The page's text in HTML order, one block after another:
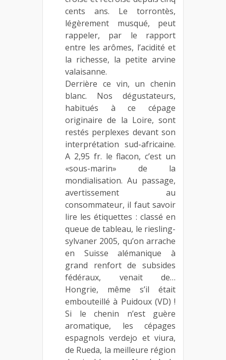
cents ans. Le torrontès,
légèrement musqué, peut
rappeler, par le rapport
entre les arômes, l’acidité et
la richesse, la petite arvine
valaisanne.
Derrière ce vin, un chenin
blanc. Nos dégustateurs,
habitués à ce cépage
originaire de la Loire, sont
restés perplexes devant son
interprétation sud-africaine.
A 2,95 fr. le flacon, c’est un
«sous-marin» de la
mondialisation. Au passage,
avertissement au
consommateur, il faut savoir
lire les étiquettes : classé en
queue de tableau, le riesling-
sylvaner 2005, qu’on arrache
en Suisse alémanique à
grand renfort de subsides
fédéraux, venait de…
Hongrie, même s’il était
embouteillé à Puidoux (VD) !
Si le chenin n’est guère
aromatique, les cépages
espagnols verdejo et viura,
de Rueda, la meilleure région